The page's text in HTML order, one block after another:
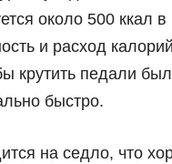
около 500 ккал
и расход
крутить педали
быстро.
на седло, что